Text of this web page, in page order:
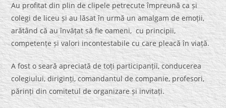
Au profitat din plin de clipele petrecute împreună ca și
colegi de liceu și au lăsat în urmă un amalgam de emoții,
arătând că au învățat să fie oameni, cu principii,
competențe și valori incontestabile cu care pleacă în viață.
A fost o seară apreciată de toți participanții, conducerea
colegiului, diriginți, comandantul de companie, profesori,
părinți din comitetul de organizare și invitați.